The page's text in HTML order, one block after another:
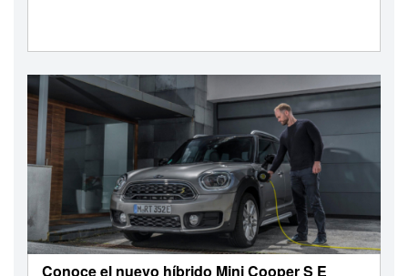
Conoce el nuevo híbrido Mini Cooper S E